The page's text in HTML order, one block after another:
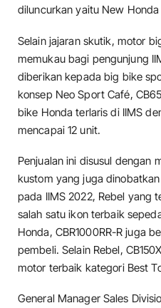
diluncurkan yaitu New Honda
Selain jajaran skutik, motor
memukau bagi pengunjung
diberikan kepada big bike
konsep Neo Sport Café,
bike Honda terlaris di IIMS
mencapai 12 unit.
Penjualan ini disusul dengan
kustom yang juga
pada IIMS 2022, Rebel yang
salah satu ikon terbaik
Honda, CBR1000RR-R juga
pembeli. Selain Rebel,
motor terbaik kategori Best
General Manager Sales